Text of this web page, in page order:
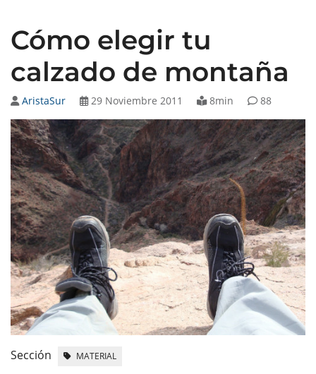
Cómo elegir tu
calzado de montaña
AristaSur 29 Noviembre 2011 8min 88
Sección MATERIAL